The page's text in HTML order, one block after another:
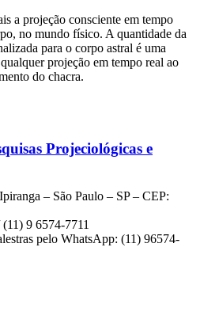
a projeção consciente em tempo
no mundo físico. A quantidade da
para o corpo astral é uma
projeção em tempo real ao
do chacra.
Projeciológicas e
– São Paulo – SP – CEP:
9 6574-7711
pelo WhatsApp: (11) 96574-